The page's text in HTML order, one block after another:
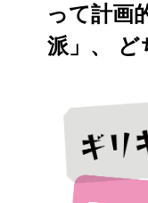
って計画
派」、
ど